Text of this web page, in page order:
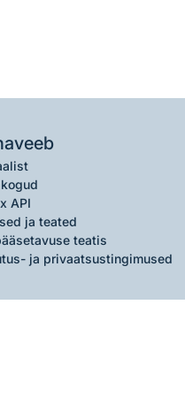
API
ja teated
teatis
ja privaatsustingimused